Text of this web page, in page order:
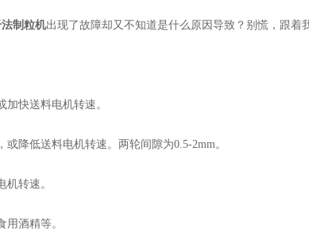
制粒机出现了故障却又不知道是什么原因导致？别慌，跟着
快送料电机转速。
低送料电机转速。两轮间隙为0.5-2mm。
转速。
酒精等。